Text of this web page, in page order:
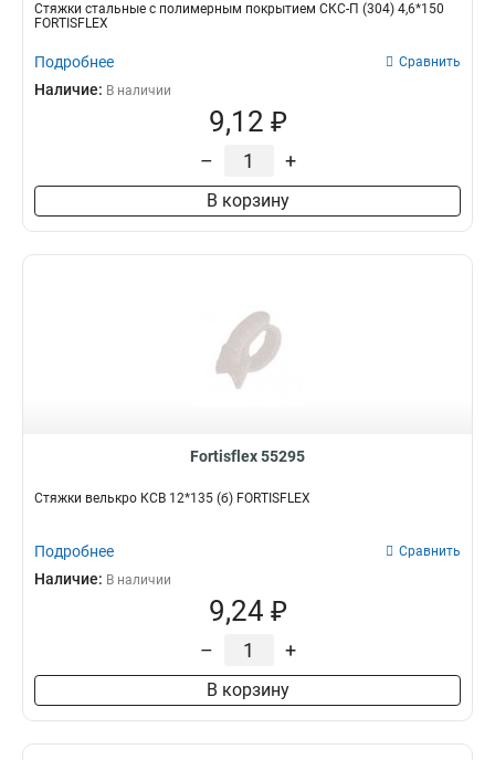
Стяжки стальные с полимерным покрытием СКС-П (304) 4,6*150
FORTISFLEX
Подробнее Сравнить
Наличие: В наличии
9,12 ₽
– +
В корзину
Fortisflex 55295
Стяжки велькро КСВ 12*135 (б) FORTISFLEX
Подробнее Сравнить
Наличие: В наличии
9,24 ₽
– +
В корзину